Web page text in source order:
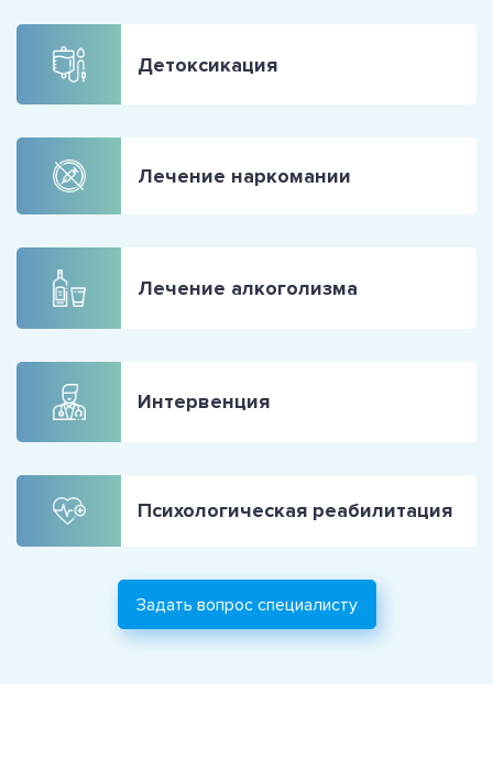
Детоксикация
Лечение наркомании
Лечение алкоголизма
Интервенция
Психологическая реабилитация
Задать вопрос специалисту